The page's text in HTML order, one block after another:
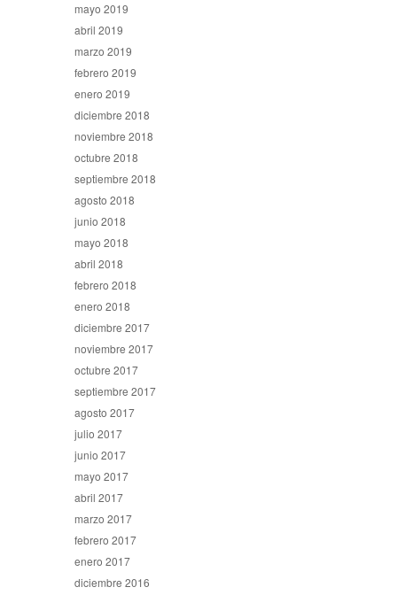
mayo 2019
abril 2019
marzo 2019
febrero 2019
enero 2019
diciembre 2018
noviembre 2018
octubre 2018
septiembre 2018
agosto 2018
junio 2018
mayo 2018
abril 2018
febrero 2018
enero 2018
diciembre 2017
noviembre 2017
octubre 2017
septiembre 2017
agosto 2017
julio 2017
junio 2017
mayo 2017
abril 2017
marzo 2017
febrero 2017
enero 2017
diciembre 2016